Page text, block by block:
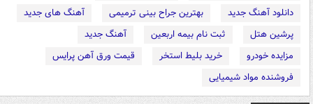
دانلود آهنگ جدید
بهترین جراح بینی ترمیمی
آهنگ های جدید
پرشین هتل
ثبت نام بیمه اربعین
آهنگ جدید
مزایده خودرو
خرید بلیط استخر
قیمت ورق آهن پرایس
فروشنده مواد شیمیایی